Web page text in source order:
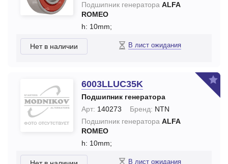
Подшипник генератора ALFA
ROMEO
h: 10mm;
Нет в наличии В лист ожидания
6003LLUC35K
Подшипник генератора
Арт: 140273 Бренд: NTN
Подшипник генератора ALFA
ROMEO
h: 10mm;
В лист ожидания